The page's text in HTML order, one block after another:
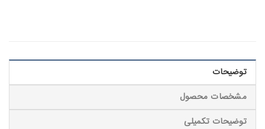
توضیحات
مشخصات محصول
توضیحات تکمیلی